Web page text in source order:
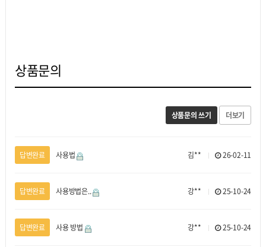
상품문의
상품문의 쓰기 더보기
답변완료 사용법 김** 26-02-11
답변완료 사용방법은.. 강** 25-10-24
답변완료 사용 방법 강** 25-10-24